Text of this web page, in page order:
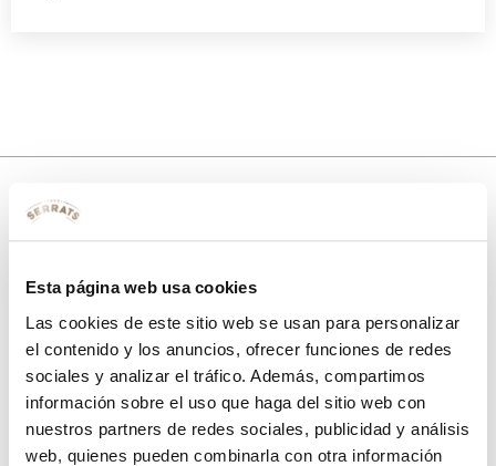
Esta página web usa cookies
Las cookies de este sitio web se usan para personalizar
el contenido y los anuncios, ofrecer funciones de redes
sociales y analizar el tráfico. Además, compartimos
información sobre el uso que haga del sitio web con
nuestros partners de redes sociales, publicidad y análisis
web, quienes pueden combinarla con otra información
10% de descuento
con tu primera compra.
Apúntate a nuestra newsletter para recibir nuestrasofertas
disfruta de un 10% de descuento en tu primera compra.